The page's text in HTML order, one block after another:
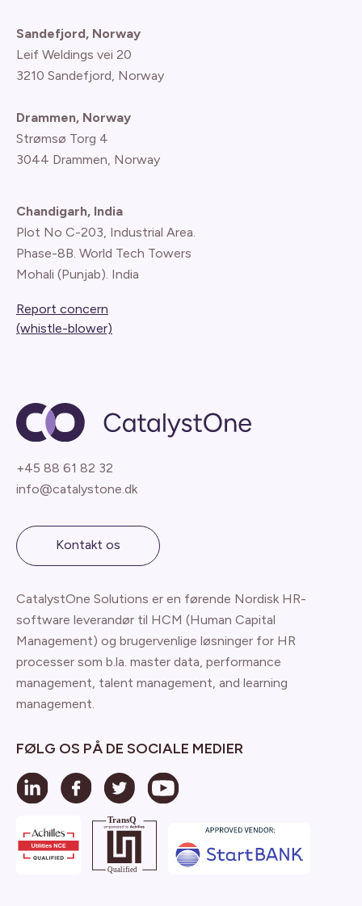
Sandefjord, Norway
Leif Weldings vei 20
3210 Sandefjord, Norway
Drammen, Norway
Strømsø Torg 4
3044 Drammen, Norway
Chandigarh, India
Plot No C-203, Industrial Area.
Phase-8B. World Tech Towers
Mohali (Punjab). India
Report concern
(whistle-blower)
+45 88 61 82 32
info@catalystone.dk
Kontakt os
CatalystOne Solutions er en førende Nordisk HR-
software leverandør til HCM (Human Capital
Management) og brugervenlige løsninger for HR
processer som b.la. master data, performance
management, talent management, and learning
management.
FØLG OS PÅ DE SOCIALE MEDIER